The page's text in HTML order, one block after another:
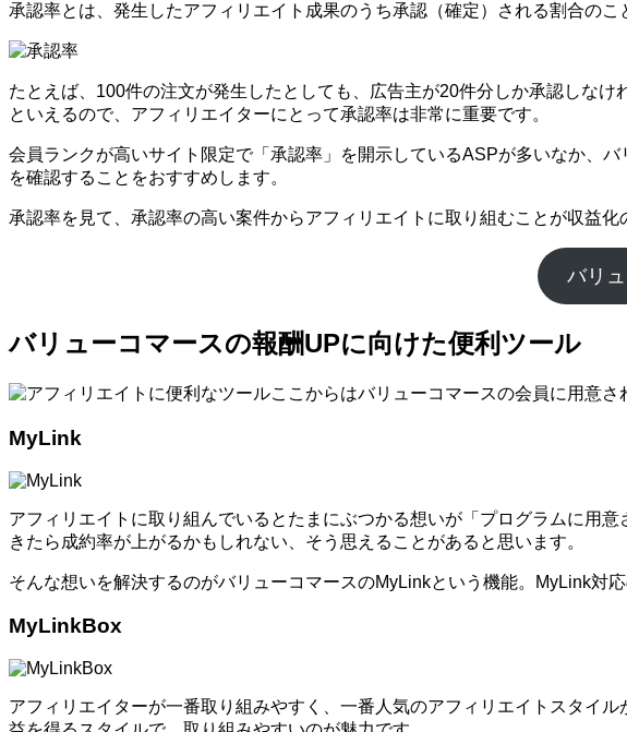
承認率とは、発生したアフィリエイト成果のうち承認（確定）される割合のこ
たとえば、100件の注文が発生したとしても、広告主が20件分しか承認しな
といえるので、アフィリエイターにとって承認率は非常に重要です。
会員ランクが高いサイト限定で「承認率」を開示しているASPが多いなか、
を確認することをおすすめします。
承認率を見て、承認率の高い案件からアフィリエイトに取り組むことが収益化
バリ
バリューコマースの報酬UPに向けた便利ツール
ここからはバリューコマースの会員に用意
MyLink
アフィリエイトに取り組んでいるとたまにぶつかる想いが「プログラムに用
きたら成約率が上がるかもしれない、そう思えることがあると思います。
そんな想いを解決するのがバリューコマースのMyLinkという機能。MyLink対
MyLinkBox
アフィリエイターが一番取り組みやすく、一番人気のアフィリエイトスタイ